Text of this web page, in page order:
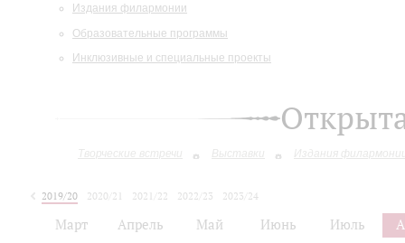
Издания филармонии
Образовательные программы
Инклюзивные и специальные проекты
Творческие встречи Выставки Издания
2019/20 2020/21 2021/22 2022/23
2023/24
Март Апрель Май Июнь Июль